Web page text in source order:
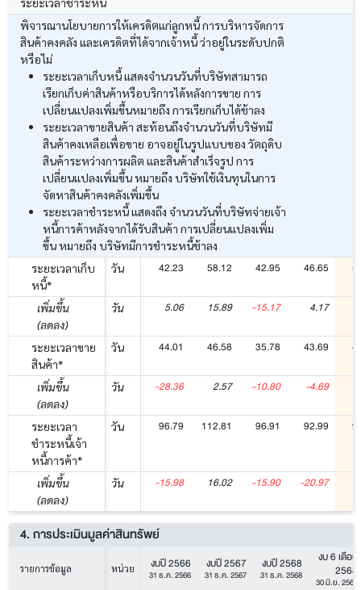
พิจารณานโยบายการให้เครดิตแก่ลูกหนี้ การบริหารจัดการ
สินค้าคงคลัง และเครดิตที่ได้จากเจ้าหนี้ ว่าอยู่ในระดับปกติ
หรือไม่
ระยะเวลาเก็บหนี้ แสดงจำนวนวันที่บริษัทสามารถ
เรียกเก็บค่าสินค้าหรือบริการได้หลังการขาย การ
เปลี่ยนแปลงเพิ่มขึ้นหมายถึง การเรียกเก็บได้ช้าลง
ระยะเวลาขายสินค้า สะท้อนถึงจำนวนวันที่บริษัทมี
สินค้าคงเหลือเพื่อขาย อาจอยู่ในรูปแบบของ วัตถุดิบ
สินค้าระหว่างการผลิต และสินค้าสำเร็จรูป การ
เปลี่ยนแปลงเพิ่มขึ้น หมายถึง บริษัทใช้เงินทุนในการ
จัดหาสินค้าคงคลังเพิ่มขึ้น
ระยะเวลาชำระหนี้ แสดงถึง จำนวนวันที่บริษัทจ่ายเจ้า
หนี้การค้าหลังจากได้รับสินค้า การเปลี่ยนแปลงเพิ่ม
ขึ้น หมายถึง บริษัทมีการชำระหนี้ช้าลง
ระยะเวลาเก็บ
หนี้*
วัน 42.23 58.12 42.95 46.65
เพิ่มขึ้น
(ลดลง)
วัน 5.06 15.89 -15.17 4.17
ระยะเวลาขาย
สินค้า*
วัน 44.01 46.58 35.78 43.69
เพิ่มขึ้น
(ลดลง)
วัน -28.36 2.57 -10.80 -4.69
ระยะเวลา
ชำระหนี้เจ้า
หนี้การค้า*
วัน 96.79 112.81 96.91 92.99
เพิ่มขึ้น
(ลดลง)
วัน -15.98 16.02 -15.90 -20.97
4. การประเมินมูลค่าสินทรัพย์
รายการข้อมูล หน่วย งบปี 2566
31 ธ.ค. 2566
งบปี 2567
31 ธ.ค. 2567
งบปี 2568
31 ธ.ค. 2568
งบ 6 เดือน
2568
30 มิ.ย. 2568